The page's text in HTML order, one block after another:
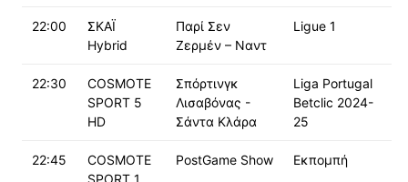
22:00
ΣΚΑΪ
Hybrid
Παρί Σεν
Ζερμέν – Ναντ
Ligue 1
22:30
COSMOTE
SPORT 5
HD
Σπόρτινγκ
Λισαβόνας -
Σάντα Κλάρα
Liga Portugal
Betclic 2024-
25
22:45
COSMOTE
PostGame Show Εκπομπή